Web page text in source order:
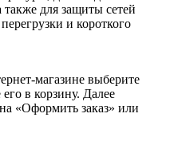
также для защиты сетей
и короткого
магазине выберите
в корзину. Далее
«Оформить заказ» или